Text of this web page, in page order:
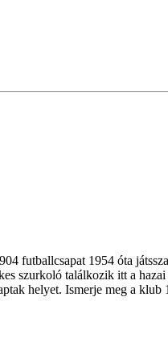
futballcsapat 1954 óta
szurkoló találkozik itt a
helyet. Ismerje meg a